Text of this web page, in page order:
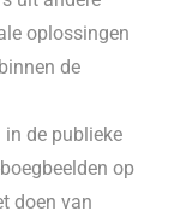
oplossingen
de
de publieke
op
doen van